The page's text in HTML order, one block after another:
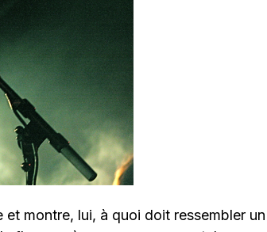
et montre, lui, à quoi doit ressembler un